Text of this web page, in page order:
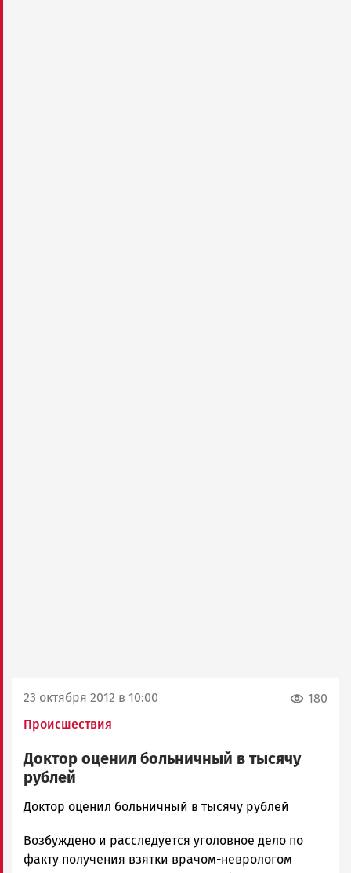
23 октября 2012 в 10:00
Происшествия
180
Доктор оценил больничный в тысячу
рублей
admintimur
Петрозаводска
и
Доктор оценил больничный в тысячу рублей
Возбуждено и расследуется уголовное дело по
факту получения взятки врачом-неврологом